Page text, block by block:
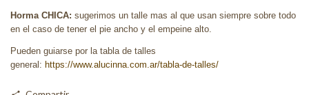
Horma CHICA: sugerimos un talle mas al que usan siempre sobre todo
en el caso de tener el pie ancho y el empeine alto.
Pueden guiarse por la tabla de talles
general: https://www.alucinna.com.ar/tabla-de-talles/